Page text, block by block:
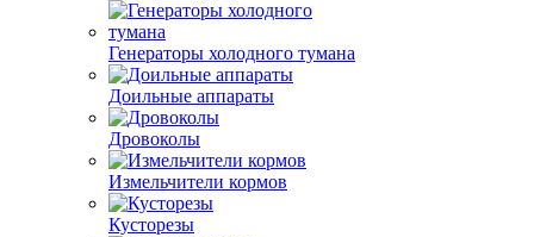
Генераторы холодного тумана
Доильные аппараты
Дровоколы
Измельчители кормов
Кусторезы